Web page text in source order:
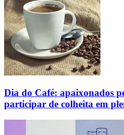
Dia do Café: apaixonados
participar de colheita em